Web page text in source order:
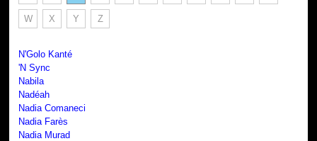
W X Y Z
N'Golo Kanté
'N Sync
Nabila
Nadéah
Nadia Comaneci
Nadia Farès
Nadia Murad